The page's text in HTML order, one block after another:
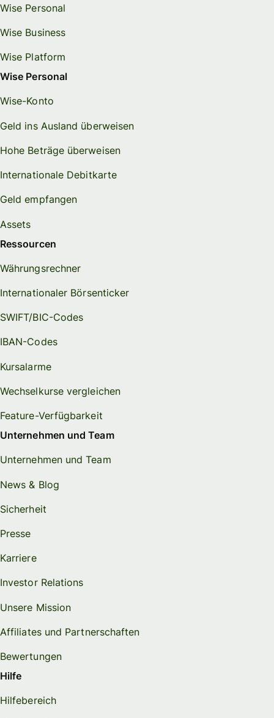
Wise Personal
Wise Business
Wise Platform
Wise Personal
Wise-Konto
Geld ins Ausland überweisen
Hohe Beträge überweisen
Internationale Debitkarte
Geld empfangen
Assets
Ressourcen
Währungsrechner
Internationaler Börsenticker
SWIFT/BIC-Codes
IBAN-Codes
Kursalarme
Wechselkurse vergleichen
Feature-Verfügbarkeit
Unternehmen und Team
Unternehmen und Team
News & Blog
Sicherheit
Presse
Karriere
Investor Relations
Unsere Mission
Affiliates und Partnerschaften
Bewertungen
Hilfe
Hilfebereich